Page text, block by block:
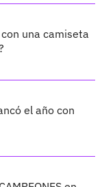
con una camiseta
el año con